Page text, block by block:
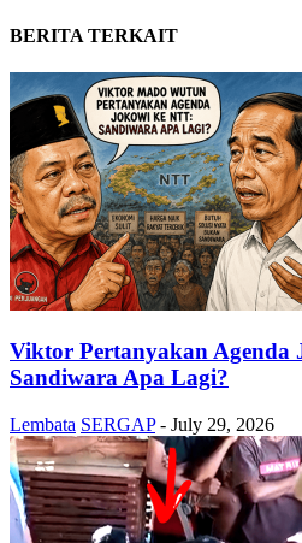
BERITA TERKAIT
Viktor Pertanyakan Agenda
Sandiwara Apa Lagi?
Lembata SERGAP - July 29, 2026